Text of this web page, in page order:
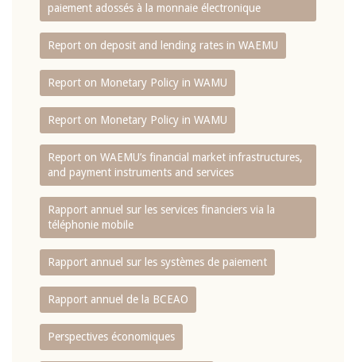
paiement adossés à la monnaie électronique
Report on deposit and lending rates in WAEMU
Report on Monetary Policy in WAMU
Report on Monetary Policy in WAMU
Report on WAEMU’s financial market infrastructures,
and payment instruments and services
Rapport annuel sur les services financiers via la
téléphonie mobile
Rapport annuel sur les systèmes de paiement
Rapport annuel de la BCEAO
Perspectives économiques